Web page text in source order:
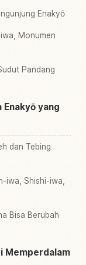
Enakyō
Monumen
Pandang
yang
dan Tebing
iwa, Shishi-iwa,
Bisa Berubah
Memperdalam